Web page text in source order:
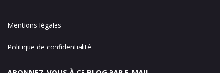
Mentions légales
Politique de confidentialité